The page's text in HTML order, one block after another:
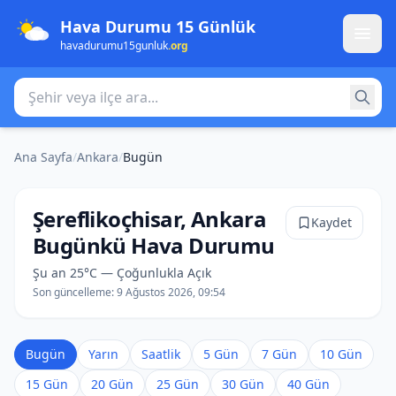
Hava Durumu 15 Günlük
havadurumu15gunluk.org
Şehir veya ilçe ara
Ana Sayfa/Ankara/Bugün
Şereflikoçhisar, Ankara
Bugünkü Hava Durumu
Şu an 25°C — Çoğunlukla Açık
Son güncelleme:9 Ağustos 2026, 09:54
Kaydet
Bugün Yarın Saatlik 5 Gün 7 Gün
10 Gün
15 Gün
20 Gün 25 Gün 30 Gün
40 Gün